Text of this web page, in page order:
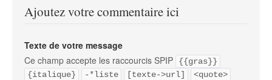
Ajoutez votre commentaire ici
Texte de votre message
Ce champ accepte les raccourcis SPIP
{{gras}}
{italique}
-*liste [texte->url]
<quote>